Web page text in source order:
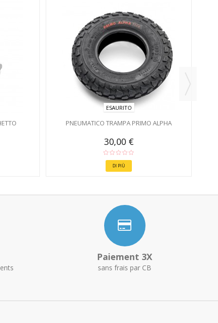
ESAURITO
PNEUMATICO TRAMPA PRIMO ALPHA
30,00 €
DI PIÙ
Paiement 3X
sans frais par CB